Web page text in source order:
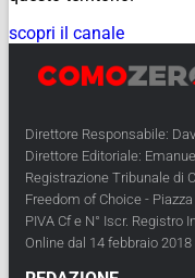
scopri il canale
Direttore Responsabile:
Direttore Editoriale:
Registrazione Tribunale di
Freedom of Choice -
PIVA Cf e N° Iscr. Registro
Online dal 14 febbraio 2018